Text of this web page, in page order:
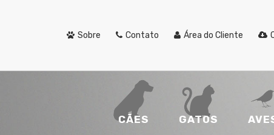
Sobre Contato Área do Cliente
CÃES GATOS